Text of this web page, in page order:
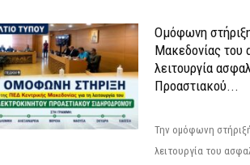
Ομόφωνη
Μακεδονίας του
λειτουργία
Προαστιακού...
Την ομόφωνη
λειτουργία του